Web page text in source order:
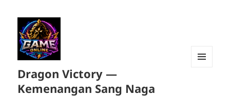
Dragon Victory —
Kemenangan Sang Naga